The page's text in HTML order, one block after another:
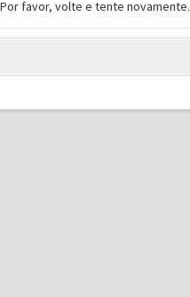
favor, volte e tente novamente.